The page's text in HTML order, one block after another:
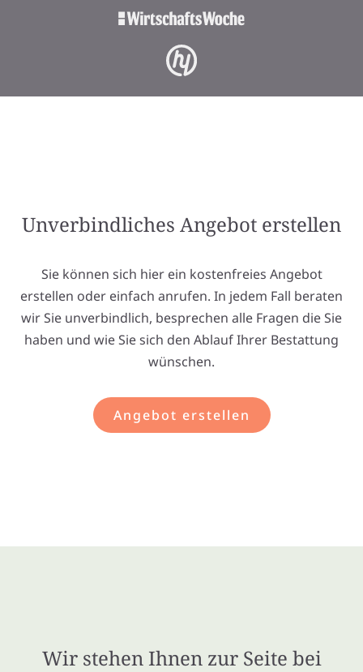
Unverbindliches Angebot erstellen
Sie können sich hier ein kostenfreies Angebot
erstellen oder einfach anrufen. In jedem Fall beraten
wir Sie unverbindlich, besprechen alle Fragen die Sie
haben und wie Sie sich den Ablauf Ihrer Bestattung
wünschen.
Angebot erstellen
Wir stehen Ihnen zur Seite bei